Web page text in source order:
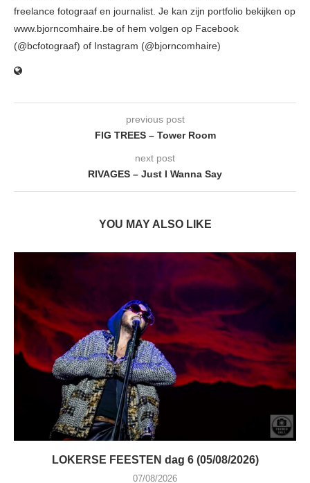
freelance fotograaf en journalist. Je kan zijn portfolio bekijken op
www.bjorncomhaire.be of hem volgen op Facebook
(@bcfotograaf) of Instagram (@bjorncomhaire)
previous post
FIG TREES – Tower Room
next post
RIVAGES – Just I Wanna Say
YOU MAY ALSO LIKE
LOKERSE FEESTEN dag 6 (05/08/2026)
07/08/2026